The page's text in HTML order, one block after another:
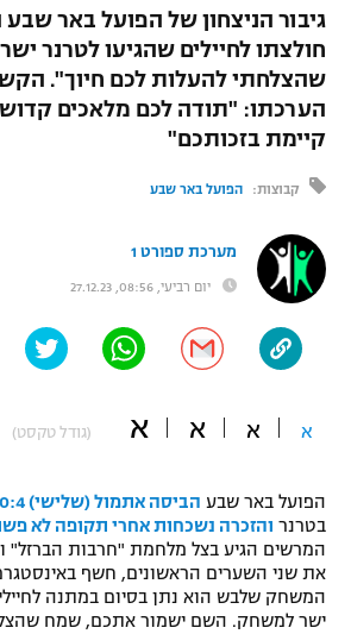
לוח שידורים
ברחבה
"מחצית בשכונה" – פודקאסט
משתתפים וזוכים בפרסים
תקנון משתתפים וזוכים בפרסים
תקנון עבור פעילות אלקטרה
תקנון עבור פעילות ספורט 1 – "מרלן"
גיימינג E-Sports
תנאי שימוש
הפועל חיפה
הפועל באר שבע
ליגה טורקית
ליגה סינית
ליגות נוספות
ג'ודו
אגרוף
ספורט אולימפי
UFC
היאבקות WWE
ספורט מוטורי
כדורמים
ספורט אתגרי ואקסטרים
גיבור הניצחון של הפועל באר
חולצתו לחיילים שהגיעו לטרנר
שהצלחתי להעלות לכם חיוך".
הערכתו: "תודה לכם מלאכים
קיימת בזכותכם"
קבוצות: הפועל באר שבע
מערכת ספורט 1
יום רביעי, 08:56, 27.12.23
א א א א (גודל טקסט)
הפועל באר שבע הביסה אתמול (שלישי) 0:4 את הפועל חיפה
בטרנר והזכרה נשכחות אחרי תקופה לא
המרשים הגיע בצל מלחמת "חרבות הברזל"
את שני השערים הראשונים, חשף
המשחק שלבש הוא נתן בסיום במתנה
ישר למשחק. השם ישמור אתכם, שמח